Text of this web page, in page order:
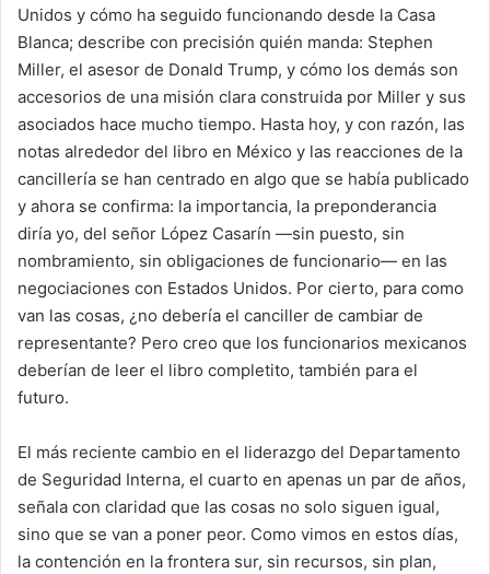
Unidos y cómo ha seguido funcionando desde la Casa
Blanca; describe con precisión quién manda: Stephen
Miller, el asesor de Donald Trump, y cómo los demás son
accesorios de una misión clara construida por Miller y sus
asociados hace mucho tiempo. Hasta hoy, y con razón, las
notas alrededor del libro en México y las reacciones de la
cancillería se han centrado en algo que se había publicado
y ahora se confirma: la importancia, la preponderancia
diría yo, del señor López Casarín —sin puesto, sin
nombramiento, sin obligaciones de funcionario— en las
negociaciones con Estados Unidos. Por cierto, para como
van las cosas, ¿no debería el canciller de cambiar de
representante? Pero creo que los funcionarios mexicanos
deberían de leer el libro completito, también para el
futuro.
El más reciente cambio en el liderazgo del Departamento
de Seguridad Interna, el cuarto en apenas un par de años,
señala con claridad que las cosas no solo siguen igual,
sino que se van a poner peor. Como vimos en estos días,
la contención en la frontera sur, sin recursos, sin plan,